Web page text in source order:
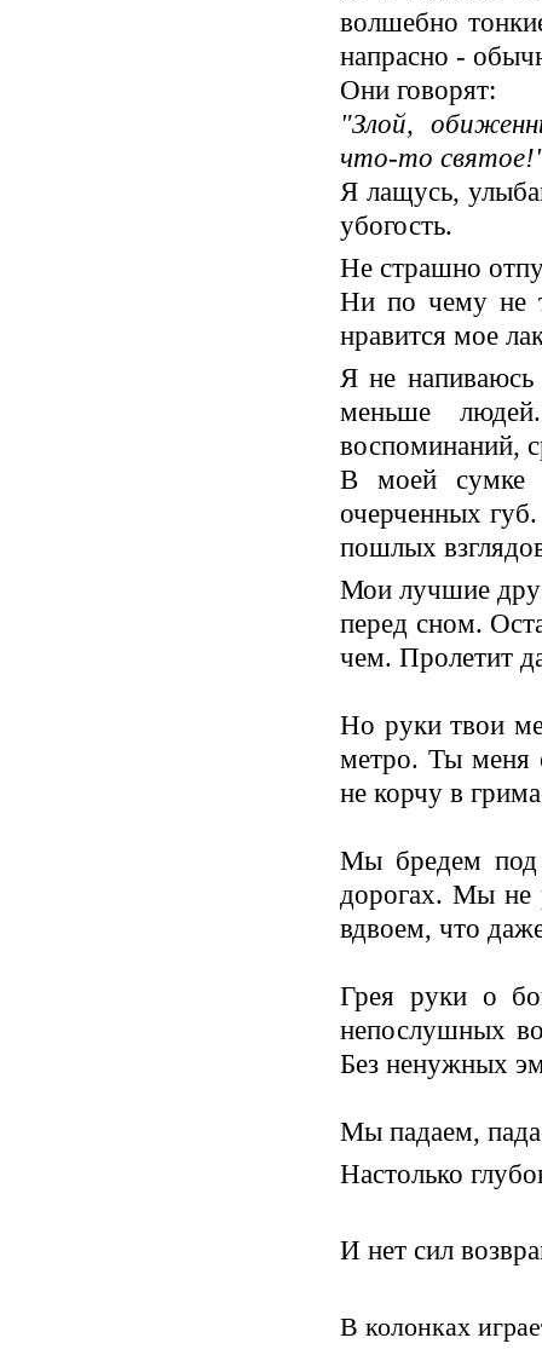
волшебно
напрасно -
Они говорят:
"Злой,
что-то
Я лащусь,
убогость.
Не страшно
Ни по чему не
нравится мое
Я не
меньше
воспоминаний,
В моей сумке
очерченных
пошлых
Мои лучшие
перед сном.
чем. Пролетит
Но руки твои
метро. Ты меня
не корчу в
Мы бредем под
дорогах. Мы не
вдвоем, что
Грея руки о
непослушных
Без ненужных
Мы падаем,
Настолько
И нет сил
В колонках